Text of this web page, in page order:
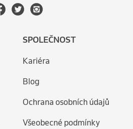
SPOLEČNOST
Kariéra
Blog
Ochrana osobních údajů
Všeobecné podmínky